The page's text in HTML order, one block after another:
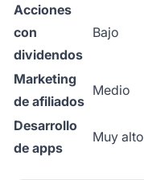
Acciones
con
dividendos
Bajo
Marketing
de afiliados
Medio
Desarrollo
de apps
Muy alto